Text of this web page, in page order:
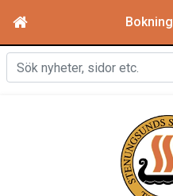
Bokning